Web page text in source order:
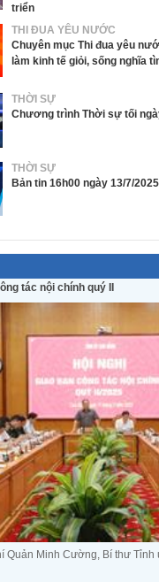
triển
THI ĐUA YÊU NƯỚC
Chuyên mục Thi đua yêu
làm kinh tế giỏi, sống nghĩa
THỜI SỰ
Chương trình Thời sự tối
THỜI SỰ
Bản tin 16h00 ngày 13/7/2025
tác nội chính quý II
Quản Minh Cường, Bí thư